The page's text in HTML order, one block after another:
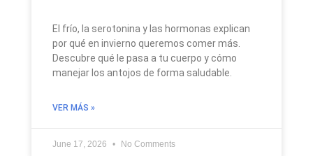
El frío, la serotonina y las hormonas explican
por qué en invierno queremos comer más.
Descubre qué le pasa a tu cuerpo y cómo
manejar los antojos de forma saludable.
VER MÁS »
June 17, 2026 No Comments